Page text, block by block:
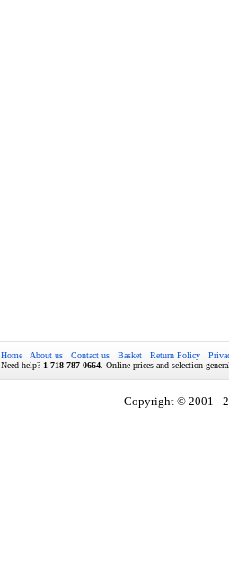
Home About us Contact us Basket Return Policy
Need help? 1-718-787-0664 . Online prices and selection
Copyright © 2001 -